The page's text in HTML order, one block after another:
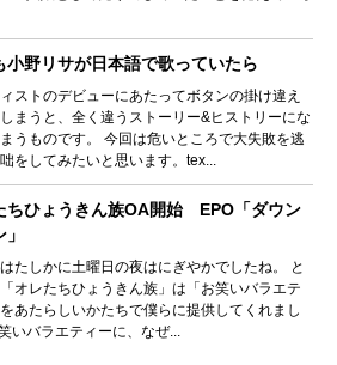
小野リサが日本語で歌っていたら
ストのデビューにあたってボタンの掛け違え
まうと、全く違うストーリー&ヒストリーにな
うものです。 今回は危いところで大失敗を逃
をしてみたいと思います。tex...
ちひょうきん族OA開始 EPO「ダウン
たしかに土曜日の夜はにぎやかでしたね。 と
オレたちひょうきん族」は「お笑いバラエテ
あたらしいかたちで僕らに提供してくれまし
いバラエティーに、なぜ...